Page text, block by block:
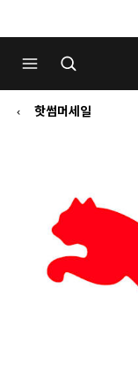
핫썸머세일